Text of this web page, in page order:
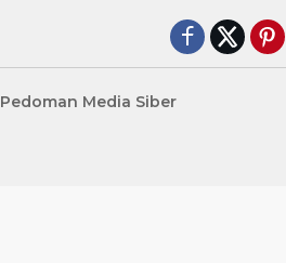
Pedoman Media Siber